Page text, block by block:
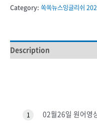
Category: 쏙쏙뉴스잉글리쉬
Description
1 02월26일 원어영